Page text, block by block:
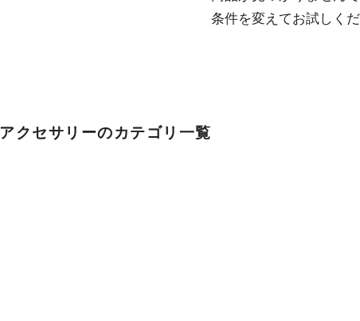
条件を変えてお試しくだ
アクセサリーのカテゴリ一覧